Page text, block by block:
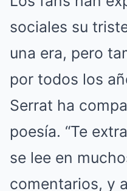
sociales su
una era, pero
por todos los
Serrat ha
poesía. “Te
se lee en
comentarios, y